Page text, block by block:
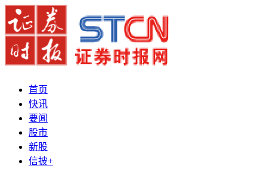
首页
快讯
要闻
股市
新股
信披+